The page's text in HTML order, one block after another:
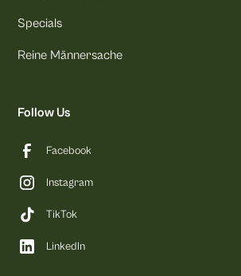
Specials
Reine Männersache
Follow Us
Facebook
Instagram
TikTok
LinkedIn